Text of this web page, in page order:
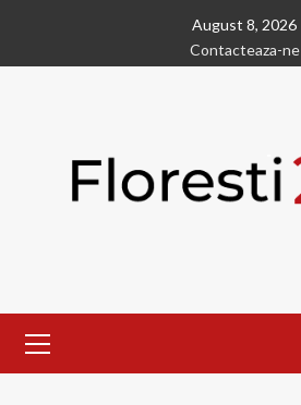
content
August 8, 2026
Contacteaza-ne
Menu